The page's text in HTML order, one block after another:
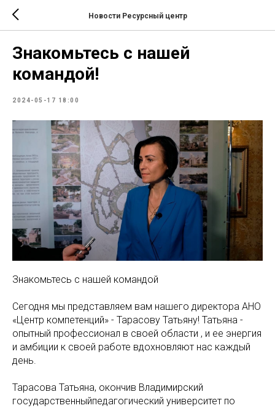
Новости Ресурсный центр
Знакомьтесь с нашей
командой!
2024-05-17 18:00
Знакомьтесь с нашей командой
Сегодня мы представляем вам нашего директора АНО
«Центр компетенций» - Тарасову Татьяну! Татьяна -
опытный профессионал в своей области , и ее энергия
и амбиции к своей работе вдохновляют нас каждый
день.
Тарасова Татьяна, окончив Владимирский
государственныйпедагогический университет по